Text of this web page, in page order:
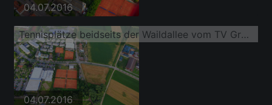
04.07.2016
Tennisplätze beidseits der Waildallee vom TV Grün-Weiss Weinheim 1970 e.V. bzw. Tennisclub Lützelsachsen sowie Tennishalle Lehr
04.07.2016